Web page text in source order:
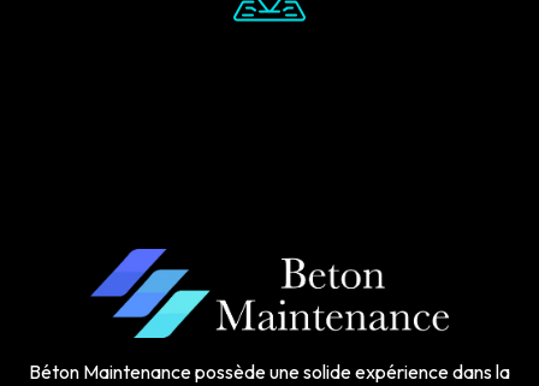
Béton Maintenance possède une solide expérience dans la